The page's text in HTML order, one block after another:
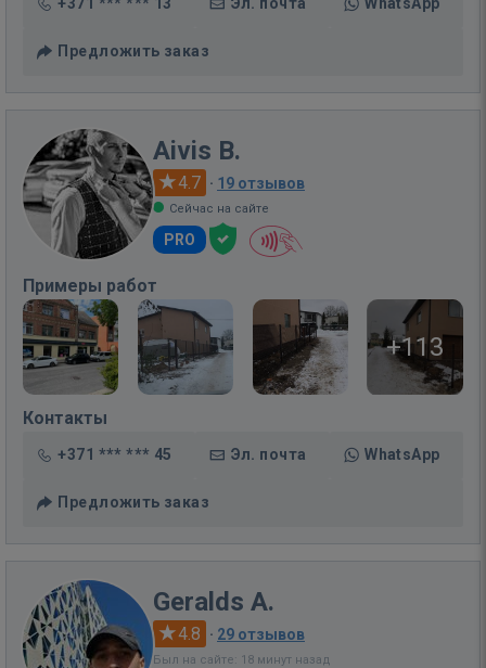
Предложить заказ
Aivis B.
4.7 · 19 отзывов
Сейчас на сайте
PRO
Примеры работ
+113
Контакты
+371 *** *** 45 Эл. почта WhatsApp
Предложить заказ
Geralds A.
4.8 · 29 отзывов
Был на сайте: 18 минут назад